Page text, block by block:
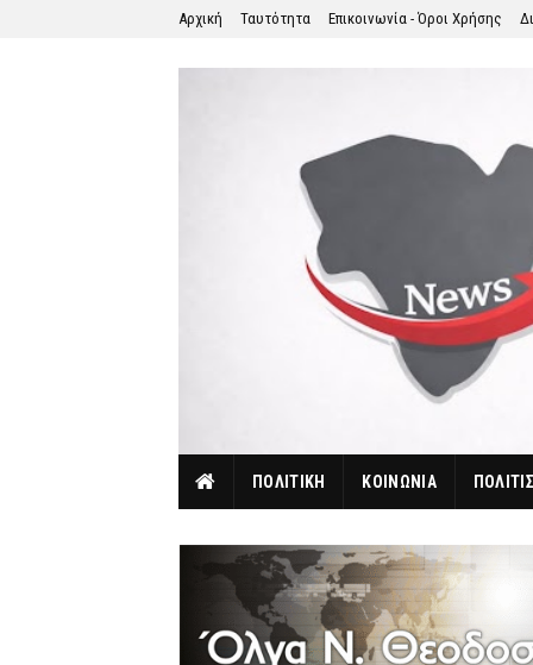
Αρχική Ταυτότητα Επικοινωνία - Όροι Χρήσης
ΠΟΛΙΤΙΚΗ ΚΟΙΝΩΝΙΑ